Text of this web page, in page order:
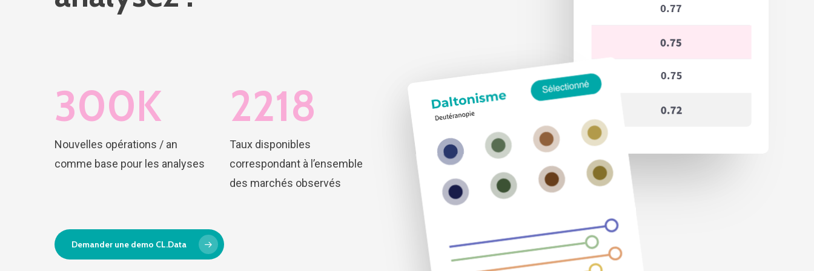
300K
Nouvelles opérations / an
comme base pour les analyses
2218
Taux disponibles
correspondant à l’ensemble
des marchés observés
Demander une demo CL.Data